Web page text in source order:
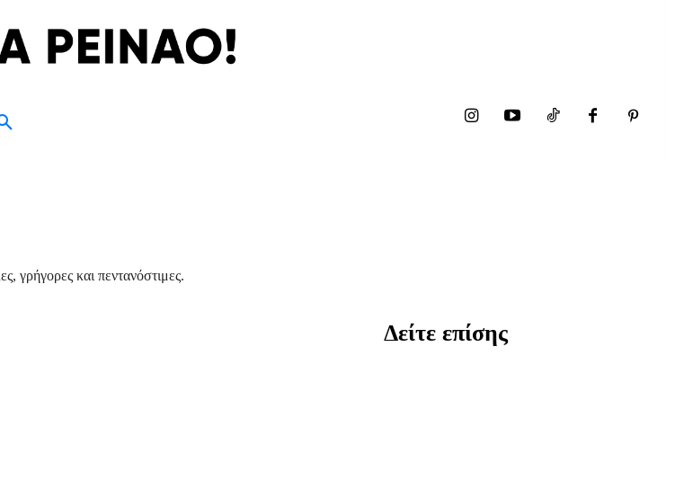
γρήγορες και πεντανόστιμες.
Δείτε επίσης